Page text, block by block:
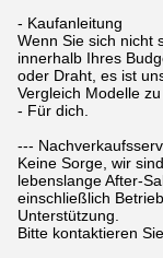
- Kaufanleitung
Wenn Sie sich nicht
innerhalb Ihres
oder Draht, es ist
Vergleich Modelle
- Für dich.
---
Keine Sorge, wir
lebenslange After-
einschließlich
Unterstützung.
Bitte kontaktieren